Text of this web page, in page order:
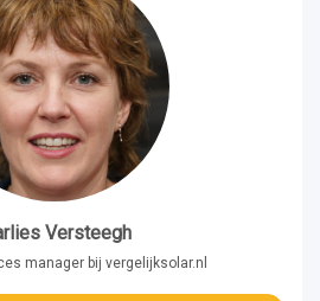
Versteegh
manager bij vergelijksolar.nl